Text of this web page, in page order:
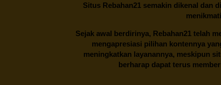
Situs Rebahan21 semakin dikenal dan
Sejak awal berdirinya, Rebahan21 telah
mengapresiasi pilihan kontennya
meningkatkan layanannya, meskipun
berharap dapat terus